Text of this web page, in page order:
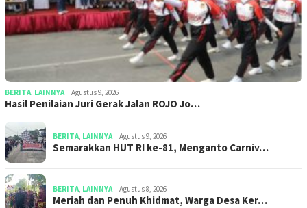
BERITA, LAINNYA Agustus 9, 2026
Hasil Penilaian Juri Gerak Jalan ROJO Jo…
BERITA, LAINNYA Agustus 9, 2026
Semarakkan HUT RI ke-81, Menganto Carniv…
BERITA, LAINNYA Agustus 8, 2026
Meriah dan Penuh Khidmat, Warga Desa Ker…